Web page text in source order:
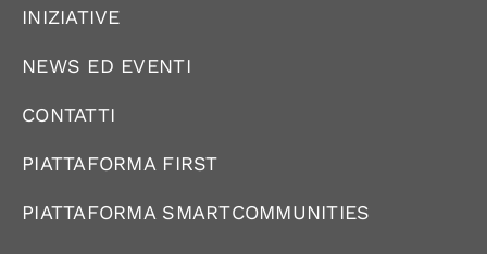
INIZIATIVE
NEWS ED EVENTI
CONTATTI
PIATTAFORMA FIRST
PIATTAFORMA SMARTCOMMUNITIES